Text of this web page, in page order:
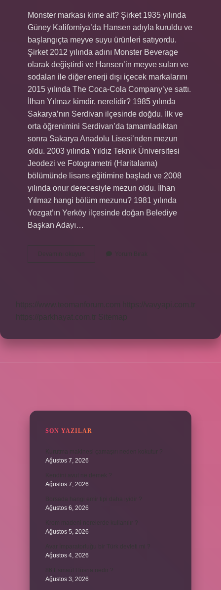
Monster markası kime ait? Şirket 1935 yılında
Güney Kaliforniya’da Hansen adıyla kuruldu ve
başlangıçta meyve suyu ürünleri satıyordu.
Şirket 2012 yılında adını Monster Beverage
olarak değiştirdi ve Hansen’in meyve suları ve
sodaları ile diğer enerji dışı içecek markalarını
2015 yılında The Coca-Cola Company’ye sattı.
İlhan Yılmaz kimdir, nerelidir? 1985 yılında
Sakarya’nın Serdivan ilçesinde doğdu. İlk ve
orta öğrenimini Serdivan’da tamamladıktan
sonra Sakarya Anadolu Lisesi’nden mezun
oldu. 2003 yılında Yıldız Teknik Üniversitesi
Jeodezi ve Fotogrametri (Haritalama)
bölümünde lisans eğitimine başladı ve 2008
yılında onur derecesiyle mezun oldu. İlhan
Yılmaz hangi bölüm mezunu? 1981 yılında
Yozgat’ın Yerköy ilçesinde doğan Belediye
Başkan Adayı…
Devamını okuyun
Ceosu
Yorum Bırak
https://www.teomanforum.com
https://vavyapi.com.tr
https://parkhayat.com.tr
Sitemap
SON YAZILAR
Ağustos 7, 2026
Ağustos 7, 2026
Ağustos 6, 2026
Ağustos 5, 2026
Ağustos 4, 2026
Ağustos 3, 2026